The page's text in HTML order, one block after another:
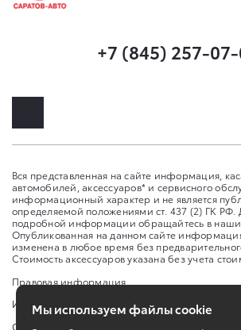
+7 (845) 257-
Вся представленная на сайте информация,
автомобилей, аксессуаров* и сервисного
информационный характер и не является
определяемой положениями ст. 437 (2) ГК РФ.
подробной информации обращайтесь в наши
Опубликованная на данном сайте
изменена в любое время без
Стоимость аксессуаров указана без учета
Правовая информация
Изменить настройку cookies
Сбросить cookie
Мы используем файлы cookie